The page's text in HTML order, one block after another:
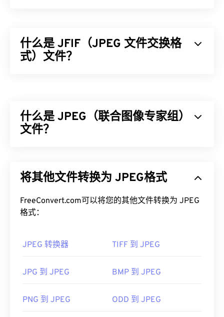
什么是 JFIF（JPEG 文件交换格
式）文件？
重命名为上述任何一种文件类型，而文件的压缩率和
结构将保持不变。
默认打开 JFIF 的程序是XnView MP，它是免费的，
并且跨平台运行。在 Microsoft Windows (Windows)
上，使用以下任意程序打开 JFIF：Adobe Premiere
Pro、
尽管 JFIF 被认为是一种最小文件格式，但务必记
住，带有此扩展名的文件与 JPG 并无区别。唯一的
默认将 JPG 文件保存为 JFIF（ 来源）。
什么是 JPEG（联合图像专家组）
文件？
广泛应用的原因。因此，JPEG 文件相对较小，非常
们的JPEG 压缩工具将文件大小减少高达 80%！
如果您需要更好的压缩效果，您可以将
几乎所有图像查看器程序和应用程序都能识别并打开
图像查看器、图像编辑器或网页浏览器中打开它。要
将其他文件转换为 JPEG格式
FreeConvert.com可以将您的其他文件转换为 JPEG
格式：
JPEG 转换器 TIFF 到 JPEG
JPG 到 JPEG BMP 到 JPEG
PNG 到 JPEG ODD 到 JPEG